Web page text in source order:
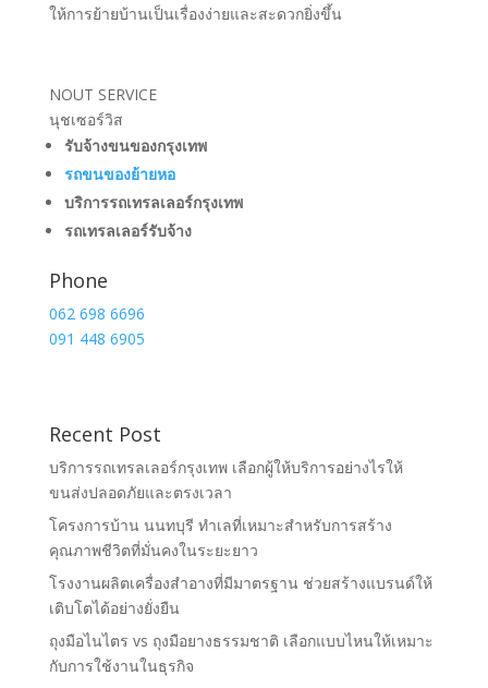
ให้การย้ายบ้านเป็นเรื่องง่ายและสะดวกยิ่งขึ้น
NOUT SERVICE
นุชเซอร์วิส
รับจ้างขนของกรุงเทพ
รถขนของย้ายหอ
บริการรถเทรลเลอร์กรุงเทพ
รถเทรลเลอร์รับจ้าง
Phone
062 698 6696
091 448 6905
Recent Post
บริการรถเทรลเลอร์กรุงเทพ เลือกผู้ให้บริการอย่างไรให้
ขนส่งปลอดภัยและตรงเวลา
โครงการบ้าน นนทบุรี ทำเลที่เหมาะสำหรับการสร้าง
คุณภาพชีวิตที่มั่นคงในระยะยาว
โรงงานผลิตเครื่องสำอางที่มีมาตรฐาน ช่วยสร้างแบรนด์ให้
เติบโตได้อย่างยั่งยืน
ถุงมือไนไตร vs ถุงมือยางธรรมชาติ เลือกแบบไหนให้เหมาะ
กับการใช้งานในธุรกิจ